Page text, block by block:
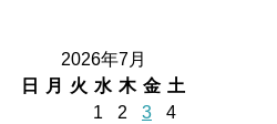
2026年7月
日
月 火 水 木 金 土
1
2 3
4